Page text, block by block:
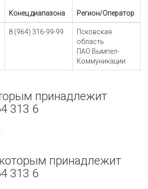
Конец диапазона Регион/Оператор
8 (964) 316-99-99
Псковская
область
ПАО Вымпел-
Коммуникации
принадлежит
313 6
принадлежит
313 6